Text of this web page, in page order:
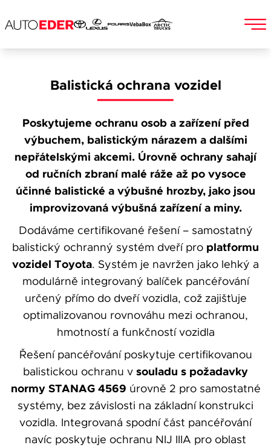
Balistická ochrana vozidel
Poskytujeme ochranu osob a zařízení před
výbuchem, balistickým nárazem a dalšími
nepřátelskými akcemi. Úrovně ochrany sahají
od ručních zbraní malé ráže až po vysoce
účinné balistické a výbušné hrozby, jako jsou
improvizovaná výbušná zařízení a miny.
Dodáváme certifikované řešení – samostatný
balistický ochranný systém dveří pro platformu
vozidel Toyota. Systém je navržen jako lehký a
modulárně integrovaný balíček pancéřování
určený přímo do dveří vozidla, což zajišťuje
optimalizovanou rovnováhu mezi ochranou,
hmotností a funkčností vozidla
Řešení pancéřování poskytuje certifikovanou
balistickou ochranu v souladu s požadavky
normy STANAG 4569 úrovně 2 pro samostatné
systémy, bez závislosti na základní konstrukci
vozidla. Integrovaná spodní část pancéřování
navíc poskytuje ochranu NIJ IIIA pro oblast
E-mail
Telefon
Popis
Souhlasím se zpracovánímosobních údajů
*
Přihlášení k odběru novinek
Váše zpráva byla
odeslána. Děkujeme
za Váš zájem!
Při odesílání se
vyskytla chyba.
Zkuste to prosím za
chvíli znovu.